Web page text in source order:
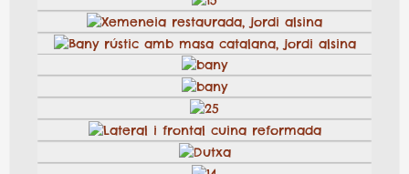
Cuina reformada
7
Cuina
22
23
Pilar rodó de pedra i escala rústica
Detall rajola de 10×10 de La Bisbal, jordi alsina
dutxa